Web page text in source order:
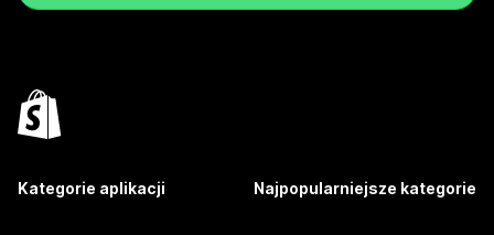
Kategorie aplikacji Najpopularniejsze kategorie